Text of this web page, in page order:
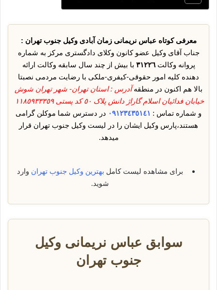
معرفی کوتاه عباس نریمانی زمان آبادی وکیل جنوب تهران :
جناب آقای وکیل عضو کانون وکلای دادگستری مرکز به شماره
پروانه وکالت٣١٢٢٦ با بیش از چند سال سابقه وکالت ارائه
دهنده کلیه امور حقوقی-کیفری-ملکی با رضایت مردمی نصبتا
بالا هم اکنون در منطقهآدرس : استان تهران- شهر تهران شوش
خیابان فدائیان اسلام گاراژ دانش پلاک ٥٠ کد پستی ١١٨٥٩٣٣٣٥٩
و شماره تماس : ٠٩١٢٣٤٣٥١٤١ در دسترس شما موکلن گرامی
هستند،پارس وکیل ایشان را در لیست وکیل جنوب تهران قرار
میدهد.
برای مشاهده لیست کامل بهترین وکیل جنوب تهران وارد
شوید.
سوابق عباس نریمانی وکیل
جنوب تهران